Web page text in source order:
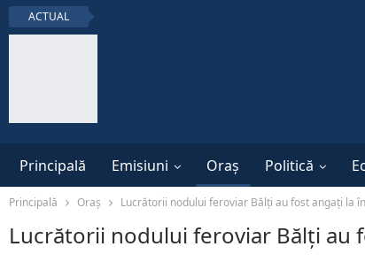
ACTUAL
Principală Emisiuni Oraș Politică
Principală Oraș Lucrătorii nodului feroviar Bălți au fost angați la
Lucrătorii nodului feroviar Bălți